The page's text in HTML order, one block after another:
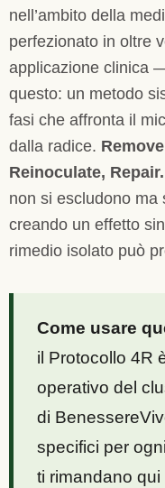
nell’ambito della
perfezionato in oltre
applicazione clinica
questo: un metodo
fasi che affronta il
dalla radice.
Reinoculate, Repair.
non si escludono ma
creando un effetto
rimedio isolato può
Come usare
il Protocollo 4R
operativo del
di
specifici per
ti rimandano qui